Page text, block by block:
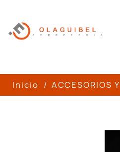
Inicio ACCESORIOS